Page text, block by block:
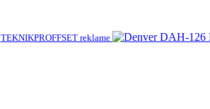
TEKNIKPROFFSET reklame